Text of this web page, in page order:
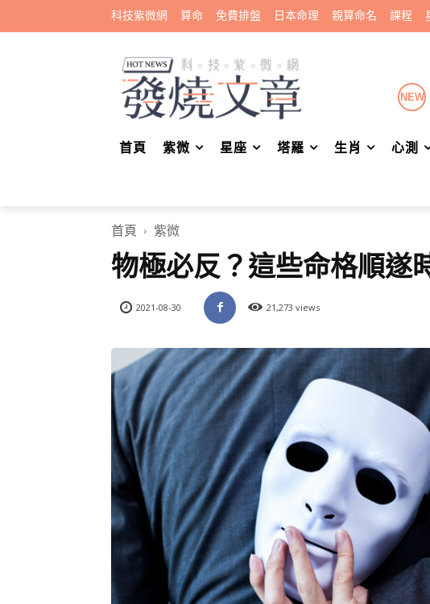
科技紫微網 算命 免費排盤 日本命理 親算命名 課程
NEW
首頁 紫微 星座 塔羅 生肖 心測
首頁 紫微
物極必反？這些命格順遂
2021-08-30 21,273 views